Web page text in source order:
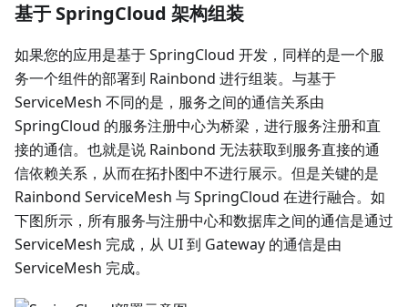
基于 SpringCloud 架构组装
如果您的应用是基于 SpringCloud 开发，同样的是一个服
务一个组件的部署到 Rainbond 进行组装。与基于
ServiceMesh 不同的是，服务之间的通信关系由
SpringCloud 的服务注册中心为桥梁，进行服务注册和直
接的通信。也就是说 Rainbond 无法获取到服务直接的通
信依赖关系，从而在拓扑图中不进行展示。但是关键的是
Rainbond ServiceMesh 与 SpringCloud 在进行融合。如
下图所示，所有服务与注册中心和数据库之间的通信是通过
ServiceMesh 完成，从 UI 到 Gateway 的通信是由
ServiceMesh 完成。